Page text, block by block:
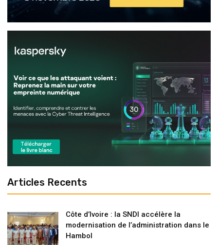
Articles Recents
Côte d’Ivoire : la SNDI accélère la
modernisation de l’administration dans le
Hambol